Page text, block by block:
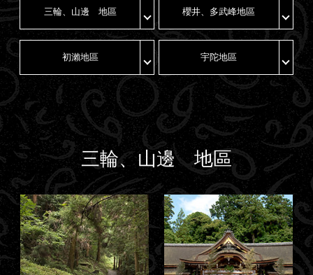
三輪、山邊 地區 櫻井、多武峰地區
初瀨地區 宇陀地區
三輪、山邊 地區